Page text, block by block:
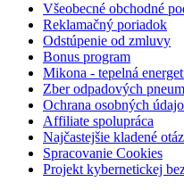
Všeobecné obchodné
Reklamačný poriadok
Odstúpenie od zmluvy
Bonus program
Mikona - tepelná
Zber odpadových
Ochrana osobných
Affiliate spolupráca
Najčastejšie kladené
Spracovanie Cookies
Projekt kybernetickej